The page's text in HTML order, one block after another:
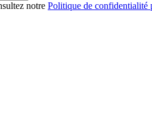
notre Politique de confidentialité